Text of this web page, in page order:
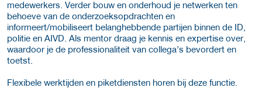
medewerkers. Verder bouw en onderhoud je netwerken ten
behoeve van de onderzoeksopdrachten en
informeert/mobiliseert belanghebbende partijen binnen de ID,
politie en AIVD. Als mentor draag je kennis en expertise over,
waardoor je de professionaliteit van collega’s bevordert en
toetst.
Flexibele werktijden en piketdiensten horen bij deze functie.